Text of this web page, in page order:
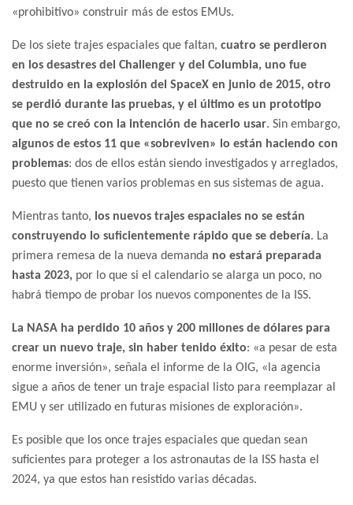
«prohibitivo» construir más de estos EMUs.
De los siete trajes espaciales que faltan, cuatro se perdieron
en los desastres del Challenger y del Columbia, uno fue
destruido en la explosión del SpaceX en junio de 2015, otro
se perdió durante las pruebas, y el último es un prototipo
que no se creó con la intención de hacerlo usar. Sin embargo,
algunos de estos 11 que «sobreviven» lo están haciendo con
problemas: dos de ellos están siendo investigados y arreglados,
puesto que tienen varios problemas en sus sistemas de agua.
Mientras tanto, los nuevos trajes espaciales no se están
construyendo lo suficientemente rápido que se debería. La
primera remesa de la nueva demanda no estará preparada
hasta 2023, por lo que si el calendario se alarga un poco, no
habrá tiempo de probar los nuevos componentes de la ISS.
La NASA ha perdido 10 años y 200 millones de dólares para
crear un nuevo traje, sin haber tenido éxito: «a pesar de esta
enorme inversión», señala el informe de la OIG, «la agencia
sigue a años de tener un traje espacial listo para reemplazar al
EMU y ser utilizado en futuras misiones de exploración».
Es posible que los once trajes espaciales que quedan sean
suficientes para proteger a los astronautas de la ISS hasta el
2024, ya que estos han resistido varias décadas.